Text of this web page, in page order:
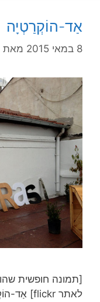
אַד-הוֹקְרַטְיָה
8 במאי 2015 מאת